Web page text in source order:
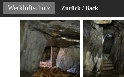
Werkluftschutz Zurück / Back